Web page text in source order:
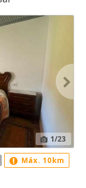
1/23
Máx. 10km